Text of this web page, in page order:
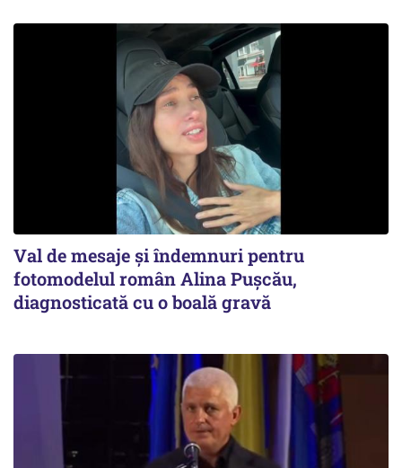
Val de mesaje și îndemnuri pentru
fotomodelul român Alina Pușcău,
diagnosticată cu o boală gravă